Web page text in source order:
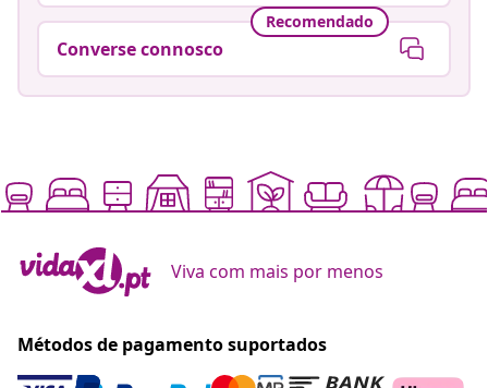
Recomendado
Converse connosco
Viva com mais por menos
Métodos de pagamento suportados